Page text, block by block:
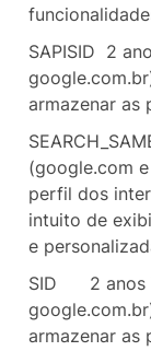
SAPISID 2
armazenar as
perfil dos
intuito de
e
SID 2 anos
armazenar as